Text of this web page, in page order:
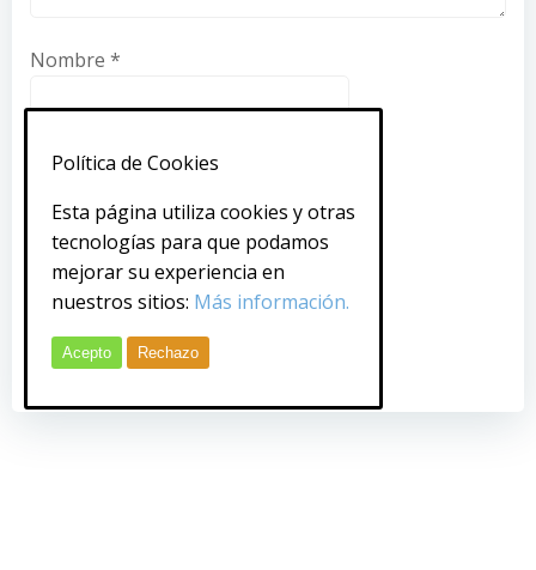
Nombre *
Correo electrónico
Web
Política de Cookies
Esta página utiliza cookies y otras
tecnologías para que podamos
mejorar su experiencia en
nuestros sitios: Más información.
Acepto Rechazo